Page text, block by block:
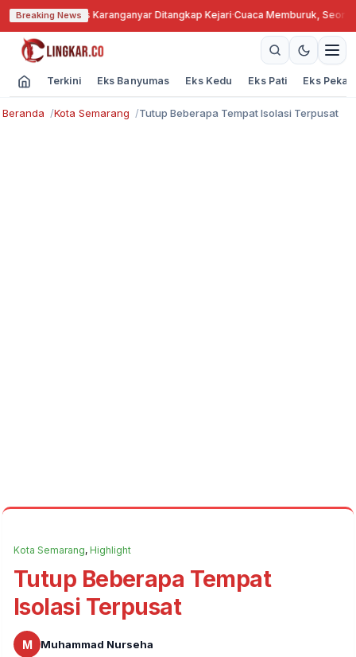
Breaking News
Kades Karanganyar Ditangkap Kejari·Cuaca Memburuk, Seorang
Terkini Eks Banyumas Eks Kedu Eks Pati Eks
Beranda Kota Semarang Tutup Beberapa Tempat Isolasi Terpusat
Kota Semarang, Highlight
Tutup Beberapa Tempat
Isolasi Terpusat
M
Muhammad Nurseha